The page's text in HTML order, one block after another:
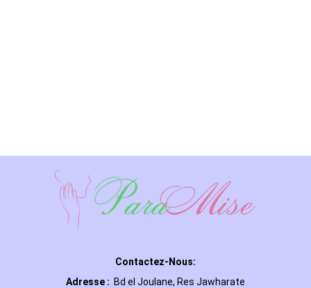
Contactez-Nous:
Adresse : Bd el Joulane, Res Jawharate